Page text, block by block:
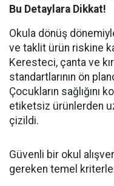
Bu Detaylara Dikkat!
Okula dönüş
ve taklit ürün riskine
Keresteci, çanta ve
standartlarının ön
Çocukların sağlığını
etiketsiz ürünlerden
çizildi.
Güvenli bir okul
gereken temel